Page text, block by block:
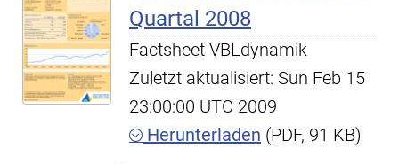
Quartal 2008
Factsheet VBLdynamik
Zuletzt aktualisiert: Sun Feb 15
23:00:00 UTC 2009
Herunterladen (PDF, 91 KB)